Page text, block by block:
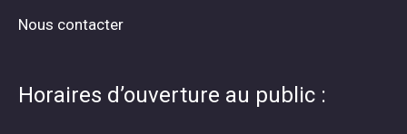
Nous contacter
Horaires d’ouverture au public :